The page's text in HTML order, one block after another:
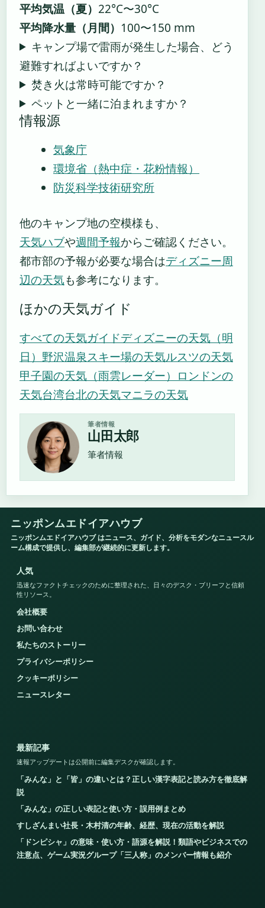
平均気温（夏） 22°C〜30°C
平均降水量（月間） 100〜150 mm
キャンプ場で雷雨が発生した場合、どう
避難すればよいですか？
焚き火は常時可能ですか？
ペットと一緒に泊まれますか？
情報源
気象庁
環境省（熱中症・花粉情報）
防災科学技術研究所
他のキャンプ地の空模様も、
天気ハブや週間予報からご確認ください。
都市部の予報が必要な場合はディズニー周
辺の天気も参考になります。
ほかの天気ガイド
すべての天気ガイドディズニーの天気（明
日） 野沢温泉スキー場の天気ルスツの天気
甲子園の天気（雨雲レーダー） ロンドンの
天気台湾台北の天気マニラの天気
筆者情報
山田太郎
筆者情報
ニッポンムエドイアハウブ
ニッポンムエドイアハウブ はニュース、ガイド、分析をモダンなニュースル
ーム構成で提供し、編集部が継続的に更新します。
人気
迅速なファクトチェックのために整理された、日々のデスク・ブリーフと信頼
性リソース。
会社概要
お問い合わせ
私たちのストーリー
プライバシーポリシー
クッキーポリシー
ニュースレター
最新記事
速報アップデートは公開前に編集デスクが確認します。
「みんな」と「皆」の違いとは？正しい漢字表記と読み方を徹底解
説
「みんな」の正しい表記と使い方・誤用例まとめ
すしざんまい社長・木村清の年齢、経歴、現在の活動を解説
「ドンピシャ」の意味・使い方・語源を解説！類語やビジネスでの
注意点、ゲーム実況グループ「三人称」のメンバー情報も紹介